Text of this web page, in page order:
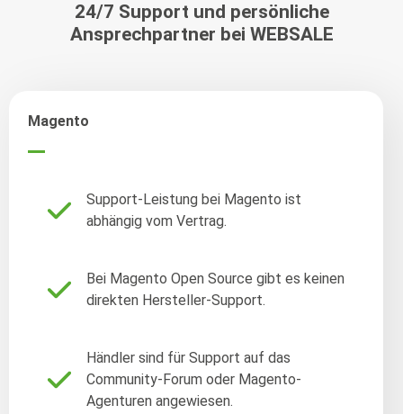
24/7 Support und persönliche
Ansprechpartner bei WEBSALE
Magento
Support-Leistung bei Magento ist
abhängig vom Vertrag.
Bei Magento Open Source gibt es keinen
direkten Hersteller-Support.
Händler sind für Support auf das
Community-Forum oder Magento-
Agenturen angewiesen.